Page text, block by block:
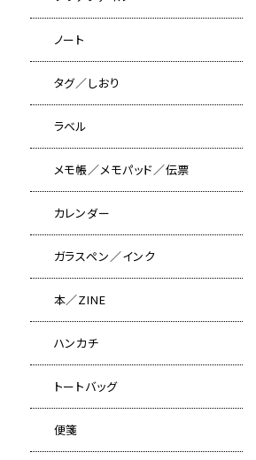
ノート
タグ／しおり
ラベル
メモ帳／メモパッド／伝票
カレンダー
ガラスペン／インク
本／ZINE
ハンカチ
トートバッグ
便箋